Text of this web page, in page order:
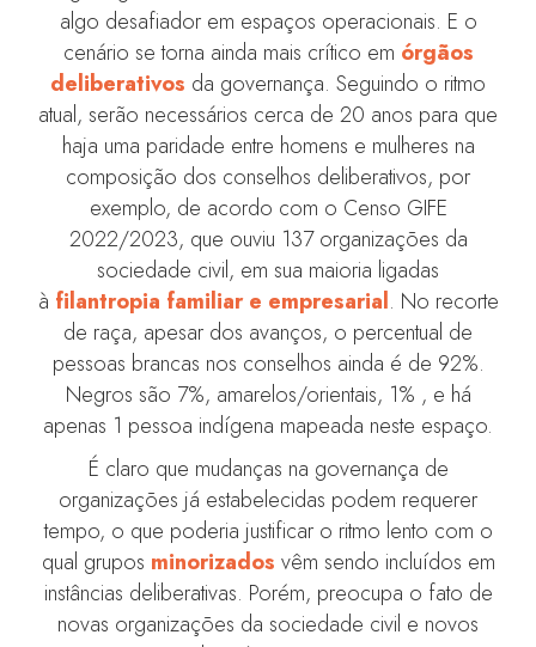
algo desafiador em espaços operacionais. E o
cenário se torna ainda mais crítico em órgãos
deliberativos da governança. Seguindo o ritmo
atual, serão necessários cerca de 20 anos para que
haja uma paridade entre homens e mulheres na
composição dos conselhos deliberativos, por
exemplo, de acordo com o Censo GIFE
2022/2023, que ouviu 137 organizações da
sociedade civil, em sua maioria ligadas
à filantropia familiar e empresarial. No recorte
de raça, apesar dos avanços, o percentual de
pessoas brancas nos conselhos ainda é de 92%.
Negros são 7%, amarelos/orientais, 1% , e há
apenas 1 pessoa indígena mapeada neste espaço.
É claro que mudanças na governança de
organizações já estabelecidas podem requerer
tempo, o que poderia justificar o ritmo lento com o
qual grupos minorizados vêm sendo incluídos em
instâncias deliberativas. Porém, preocupa o fato de
novas organizações da sociedade civil e novos